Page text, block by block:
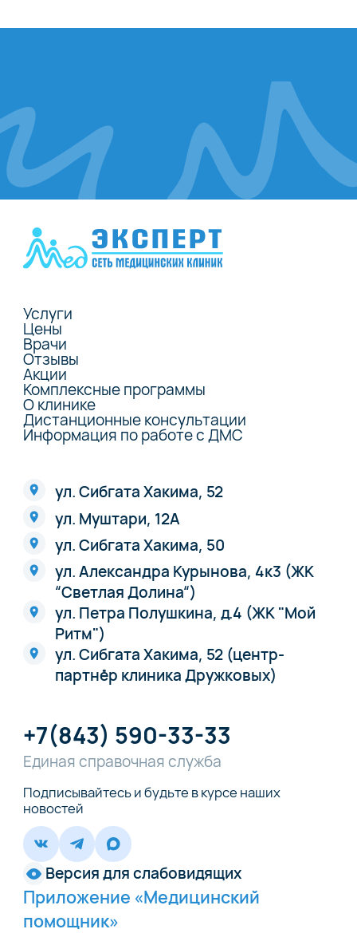
Услуги
Цены
Врачи
Отзывы
Акции
Комплексные программы
О клинике
Дистанционные консультации
Информация по работе с ДМС
ул. Сибгата Хакима, 52
ул. Муштари, 12А
ул. Сибгата Хакима, 50
ул. Александра Курынова, 4к3 (ЖК
“Светлая Долина“)
ул. Петра Полушкина, д.4 (ЖК "Мой
Ритм")
ул. Сибгата Хакима, 52 (центр-
партнёр клиника Дружковых)
+7(843) 590-33-33
Единая справочная служба
Подписывайтесь и будьте в курсе наших
новостей
Версия для слабовидящих
Приложение «Медицинский
помощник»